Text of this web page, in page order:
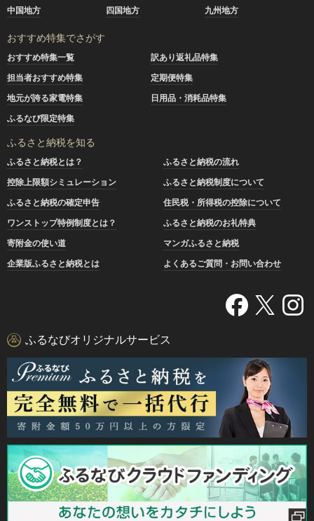
中国地方
四国地方 九州地方
おすすめ特集でさがす
おすすめ特集一覧
訳あり返礼品特集
担当者おすすめ特集
定期便特集
地元が誇る家電特集
日用品・消耗品特集
ふるなび限定特集
ふるさと納税を知る
ふるさと納税とは？
ふるさと納税の流れ
控除上限額シミュレーション
ふるさと納税制度について
ふるさと納税の確定申告
住民税・所得税の控除について
ワンストップ特例制度とは？
ふるさと納税のお礼特典
寄附金の使い道
マンガふるさと納税
企業版ふるさと納税とは
よくあるご質問・お問い合わせ
ふるなびオリジナルサービス